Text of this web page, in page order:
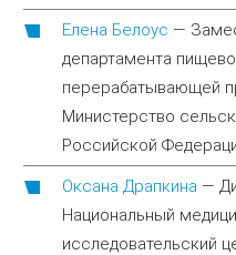
Елена Белоус —
департамента
перерабатывающей
Министерство
Российской
Оксана Драпкина —
Национальный
исследовательский